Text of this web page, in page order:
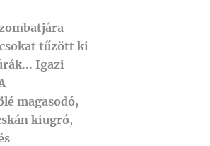
tűzött ki
Igazi
magasodó,
kiugró,